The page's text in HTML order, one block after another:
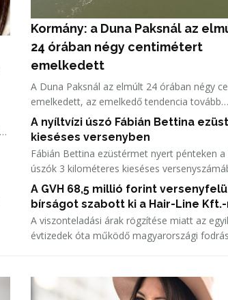
Kormány: a Duna Paksnál az
24 órában négy centimétert
emelkedett
A Duna Paksnál az elmúlt 24 órában négy
emelkedett, az emelkedő tendencia tovább
folytatódott - olvasható a kormany.hu
hőségriasztásról csütörtök délelőtt közzétett
jelentésében.
A nyíltvízi úszó Fábián Bettina
kieséses versenyben
Fábián Bettina ezüstérmet nyert pénteken a
úszók 3 kilométeres kieséses
párizsi Európa-bajnokságon.
A GVH 68,5 millió forint
bírságot szabott ki a Hair-Line
A viszonteladási árak rögzítése miatt az
évtizedek óta működő magyarországi
Versenyhivatal (GVH) - közölte a hivatal
MTI-vel.